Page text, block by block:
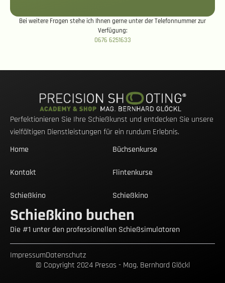
Bei weitere Fragen stehe ich Ihnen gerne unter der Telefonnummer zur
Verfügung:
0676 6251633
Perfektionieren Sie Ihre Schießkunst und entdecken Sie unsere
vielfältigen Dienstleistungen für ein rundum Erlebnis.
Home
Kontakt
Schießkino
Büchsenkurse
Flintenkurse
Schießkino
Schießkino buchen
Die #1 unter den professionellen Schießsimulatoren
© Copyright 2024 Presas - Mag. Bernhard Glöckl
ImpressumDatenschutz